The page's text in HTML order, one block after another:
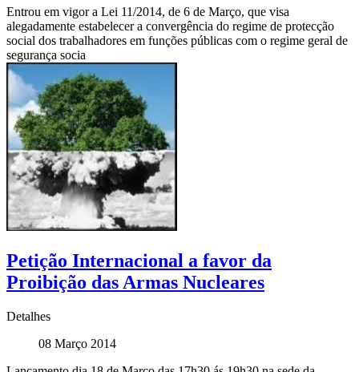
Entrou em vigor a Lei 11/2014, de 6 de Março, que visa
alegadamente estabelecer a convergência do regime de protecção
social dos trabalhadores em funções públicas com o regime geral de
segurança socia
Petição Internacional a favor da
Proibição das Armas Nucleares
Detalhes
08 Março 2014